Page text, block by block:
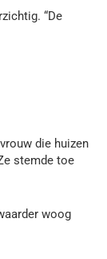
“De
die huizen
stemde toe
woog